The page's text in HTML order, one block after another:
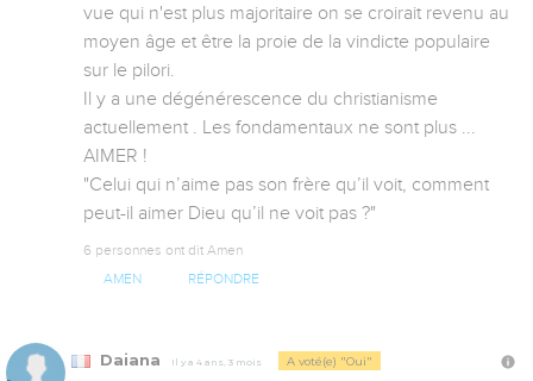
vue qui n'est plus majoritaire on se croirait revenu au
moyen âge et être la proie de la vindicte populaire
sur le pilori.
Il y a une dégénérescence du christianisme
actuellement . Les fondamentaux ne sont plus ...
AIMER !
"Celui qui n’aime pas son frère qu’il voit, comment
peut-il aimer Dieu qu’il ne voit pas ?"
6 personnes ont dit Amen
AMEN RÉPONDRE
Daiana Il y a 4 ans, 3 mois A voté(e) "Oui"